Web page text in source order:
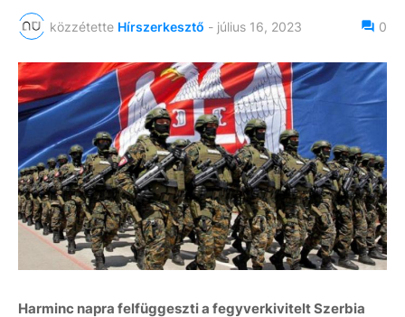
közzétette Hírszerkesztő - július 16, 2023 0
Harminc napra felfüggeszti a fegyverkivitelt Szerbia